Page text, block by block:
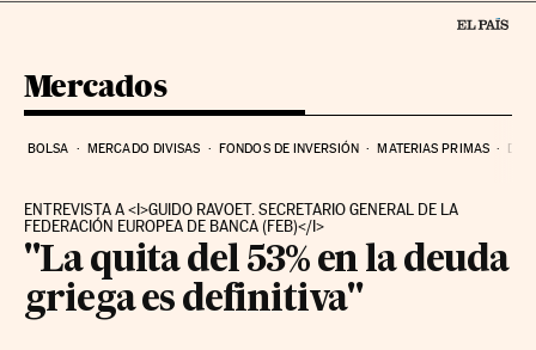
Mercados
BOLSA MERCADO DIVISAS FONDOS DE INVERSIÓN MATERIAS PRIMAS
ENTREVISTA A <I>GUIDO RAVOET. SECRETARIO GENERAL DE LA
FEDERACIÓN EUROPEA DE BANCA (FEB)</I>
"La quita del 53% en la deuda
griega es definitiva"